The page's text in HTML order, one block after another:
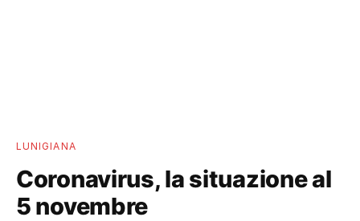
LUNIGIANA
Coronavirus, la situazione al
5 novembre